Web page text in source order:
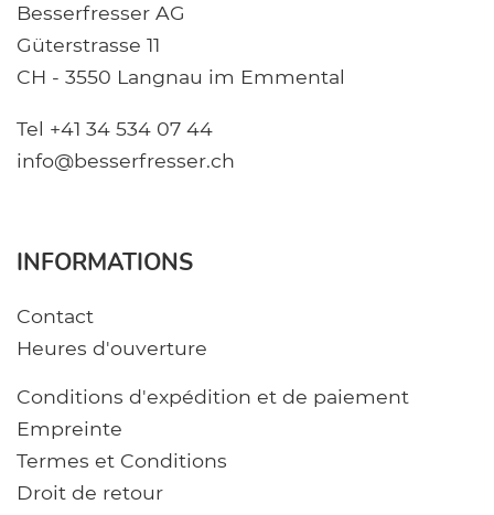
Besserfresser AG
Güterstrasse 11
CH - 3550 Langnau im Emmental
Tel +41 34 534 07 44
info@besserfresser.ch
INFORMATIONS
Contact
Heures d'ouverture
Conditions d'expédition et de paiement
Empreinte
Termes et Conditions
Droit de retour